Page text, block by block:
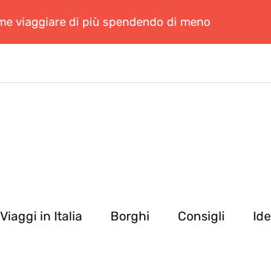
viaggiare di più spendendo di meno
Viaggi in Italia Borghi Consigli